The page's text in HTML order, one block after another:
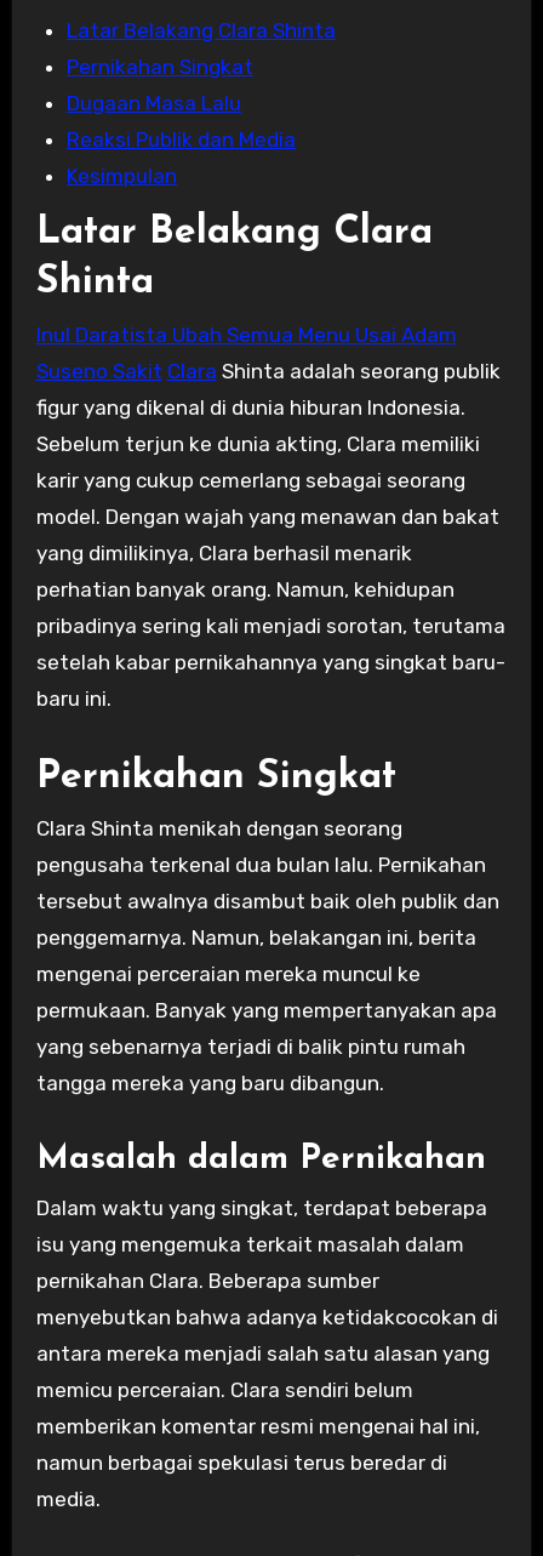
Latar Belakang Clara Shinta
Pernikahan Singkat
Dugaan Masa Lalu
Reaksi Publik dan Media
Kesimpulan
Latar Belakang Clara
Shinta
Inul Daratista Ubah Semua Menu Usai Adam
Suseno Sakit Clara Shinta adalah seorang publik
figur yang dikenal di dunia hiburan Indonesia.
Sebelum terjun ke dunia akting, Clara memiliki
karir yang cukup cemerlang sebagai seorang
model. Dengan wajah yang menawan dan bakat
yang dimilikinya, Clara berhasil menarik
perhatian banyak orang. Namun, kehidupan
pribadinya sering kali menjadi sorotan, terutama
setelah kabar pernikahannya yang singkat baru-
baru ini.
Pernikahan Singkat
Clara Shinta menikah dengan seorang
pengusaha terkenal dua bulan lalu. Pernikahan
tersebut awalnya disambut baik oleh publik dan
penggemarnya. Namun, belakangan ini, berita
mengenai perceraian mereka muncul ke
permukaan. Banyak yang mempertanyakan apa
yang sebenarnya terjadi di balik pintu rumah
tangga mereka yang baru dibangun.
Masalah dalam Pernikahan
Dalam waktu yang singkat, terdapat beberapa
isu yang mengemuka terkait masalah dalam
pernikahan Clara. Beberapa sumber
menyebutkan bahwa adanya ketidakcocokan di
antara mereka menjadi salah satu alasan yang
memicu perceraian. Clara sendiri belum
memberikan komentar resmi mengenai hal ini,
namun berbagai spekulasi terus beredar di
media.